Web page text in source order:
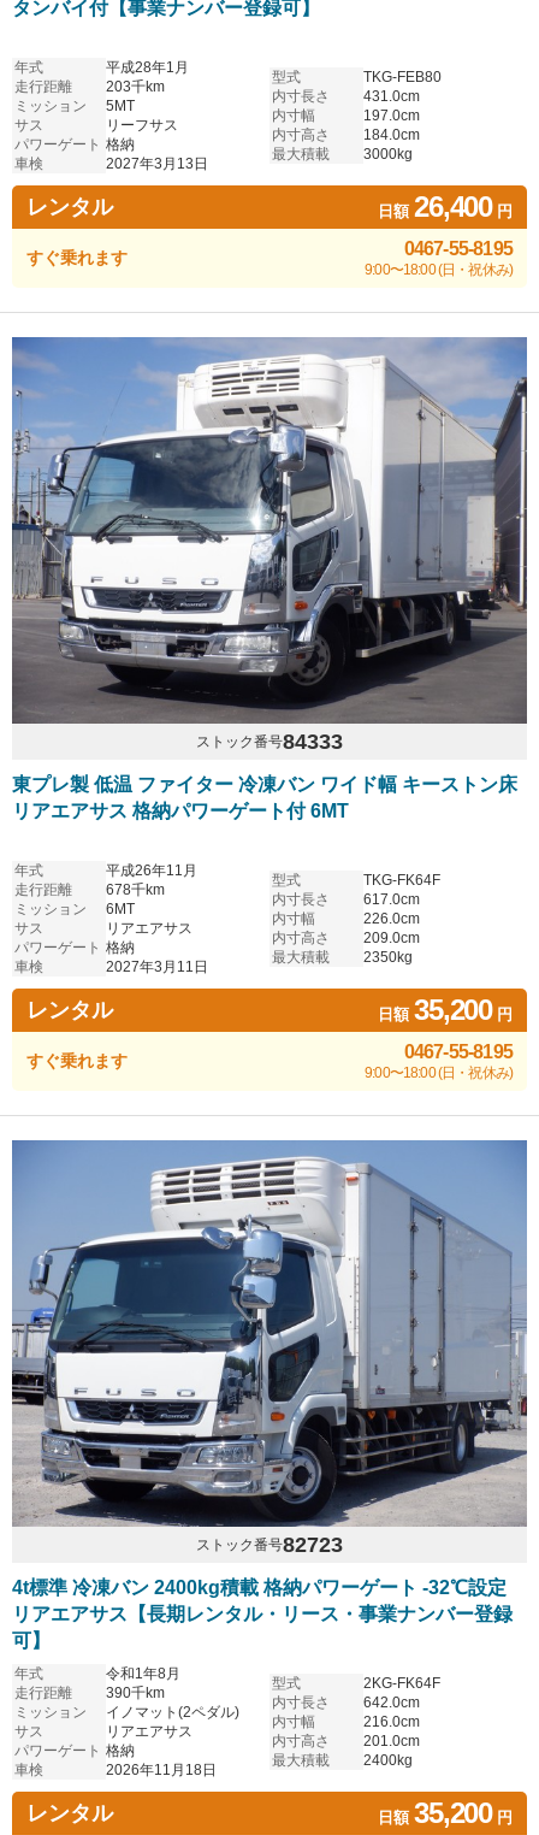
タンバイ付【事業ナンバー登録可】
年式
平成28年1月
走行距離
203千km
ミッション
5MT
サス
リーフサス
パワーゲート 格納
車検
2027年3月13日
型式
TKG-FEB80
内寸長さ
431.0cm
内寸幅
197.0cm
内寸高さ
184.0cm
最大積載
3000kg
レンタル 日額26,400円
すぐ乗れます 0467-55-8195
9:00〜18:00 (日・祝休み)
ストック番号84333
東プレ製 低温 ファイター 冷凍バン ワイド幅 キーストン床
リアエアサス 格納パワーゲート付 6MT
年式
平成26年11月
走行距離
678千km
ミッション
6MT
サス
リアエアサス
パワーゲート 格納
車検
2027年3月11日
型式
TKG-FK64F
内寸長さ
617.0cm
内寸幅
226.0cm
内寸高さ
209.0cm
最大積載
2350kg
レンタル 日額35,200円
すぐ乗れます 0467-55-8195
9:00〜18:00 (日・祝休み)
ストック番号82723
4t標準 冷凍バン 2400kg積載 格納パワーゲート -32℃設定
リアエアサス【長期レンタル・リース・事業ナンバー登録
可】
年式
令和1年8月
走行距離
390千km
ミッション
イノマット(2ペダル)
サス
リアエアサス
パワーゲート 格納
車検
2026年11月18日
型式
2KG-FK64F
内寸長さ
642.0cm
内寸幅
216.0cm
内寸高さ
201.0cm
最大積載
2400kg
レンタル 日額35,200円